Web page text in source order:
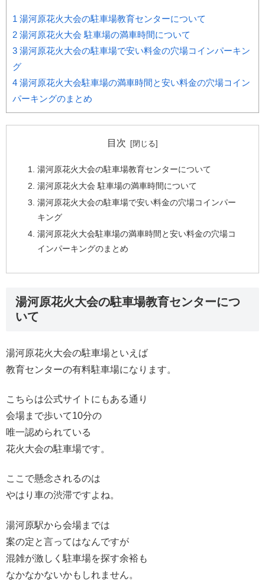
1 湯河原花火大会の駐車場教育センターについて
2 湯河原花火大会 駐車場の満車時間について
3 湯河原花火大会の駐車場で安い料金の穴場コインパーキン
グ
4 湯河原花火大会駐車場の満車時間と安い料金の穴場コイン
パーキングのまとめ
目次
湯河原花火大会の駐車場教育センターについて
湯河原花火大会 駐車場の満車時間について
湯河原花火大会の駐車場で安い料金の穴場コインパー
キング
湯河原花火大会駐車場の満車時間と安い料金の穴場コ
インパーキングのまとめ
湯河原花火大会の駐車場教育センターにつ
いて
湯河原花火大会の駐車場といえば
教育センターの有料駐車場になります。
こちらは公式サイトにもある通り
会場まで歩いて10分の
唯一認められている
花火大会の駐車場です。
ここで懸念されるのは
やはり車の渋滞ですよね。
湯河原駅から会場までは
案の定と言ってはなんですが
混雑が激しく駐車場を探す余裕も
なかなかないかもしれません。